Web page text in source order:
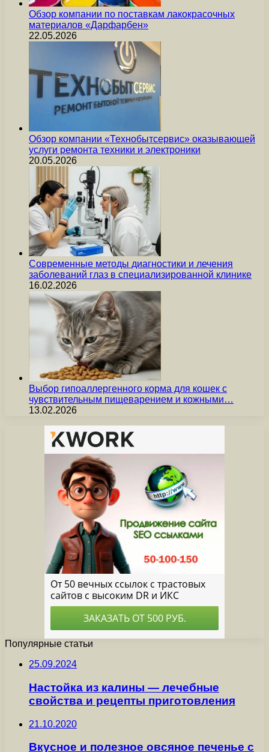
Обзор компании по поставкам лакокрасочных
материалов «Дарфарбен»
22.05.2026
Обзор компании «Технобытсервис» оказывающей
услуги ремонта техники и электроники
20.05.2026
Современные методы диагностики и лечения
заболеваний глаз в специализированной клинике
16.02.2026
Выбор гипоаллергенного корма для кошек с
чувствительным пищеварением и кожными…
13.02.2026
Популярные статьи
25.09.2024
Настойка из калины — лечебные
свойства и рецепты приготовления
21.10.2020
Вкусное и полезное овсяное печенье с